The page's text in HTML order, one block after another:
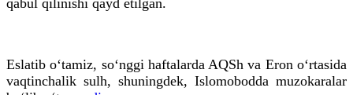
Eslatib o‘tamiz, so‘nggi haftalarda AQSh va Eron o‘rtasida
vaqtinchalik sulh, shuningdek, Islomobodda muzokaralar